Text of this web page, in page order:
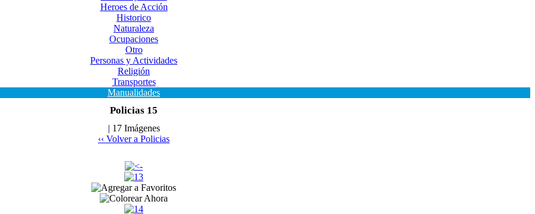
Heroes de Acción
Historico
Naturaleza
Ocupaciones
Otro
Personas y Actividades
Religión
Transportes
Manualidades
Policias 15
| 17 Imágenes
‹‹ Volver a Policias